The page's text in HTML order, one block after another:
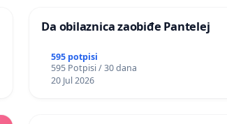
Da obilaznica zaobiđe Pantelej
595 potpisi
595 Potpisi / 30 dana
20 Jul 2026